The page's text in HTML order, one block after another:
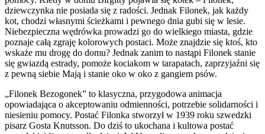
dziewczynka nie posiada się z radości. Jednak Filonek, jak każdy
kot, chodzi własnymi ścieżkami i pewnego dnia gubi się w lesie.
Niebezpieczna wędrówka prowadzi go do wielkiego miasta, gdzie
poznaje całą zgraję kolorowych postaci. Może znajdzie się ktoś, kto
wskaże mu drogę do domu? Jednak zanim to nastąpi Filonek stanie
się gwiazdą estrady, pomoże kociakom w tarapatach, zaprzyjaźni się
z pewną siebie Mają i stanie oko w oko z gangiem psów.
„Filonek Bezogonek” to klasyczna, przygodowa animacja
opowiadająca o akceptowaniu odmienności, potrzebie solidarności i
niesieniu pomocy. Postać Filonka stworzył w 1939 roku szwedzki
pisarz Gosta Knutsson. Do dziś to ukochana i kultowa postać